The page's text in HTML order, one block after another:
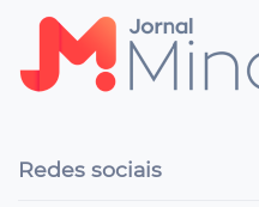
Redes sociais